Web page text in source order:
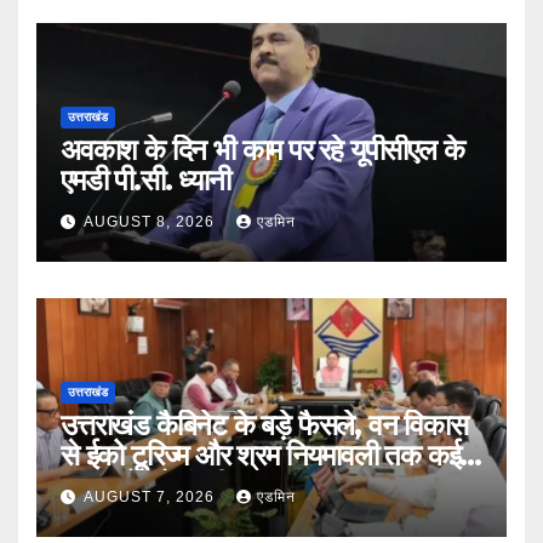
उत्तराखंड
अवकाश के दिन भी काम पर रहे यूपीसीएल के
एमडी पी.सी. ध्यानी
AUGUST 8, 2026 एडमिन
उत्तराखंड
उत्तराखंड कैबिनेट के बड़े फैसले, वन विकास
से ईको टूरिज्म और श्रम नियमावली तक कई
प्रस्तावों को मंजूरी
AUGUST 7, 2026 एडमिन